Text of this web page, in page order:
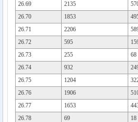
26.69
2135
26.70
1853
26.71
2206
26.72
595
26.73
255 68
26.74
932
26.75
1204
26.76
1906
26.77
1653
26.78
69 18